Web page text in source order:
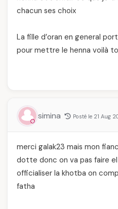
chacun ses choix
La fille d’oran en general
pour mettre le henna voilà
simina Posté le 21 Aug
merci galak23 mais mon
dotte donc on va pas faire
officialiser la khotba on
fatha